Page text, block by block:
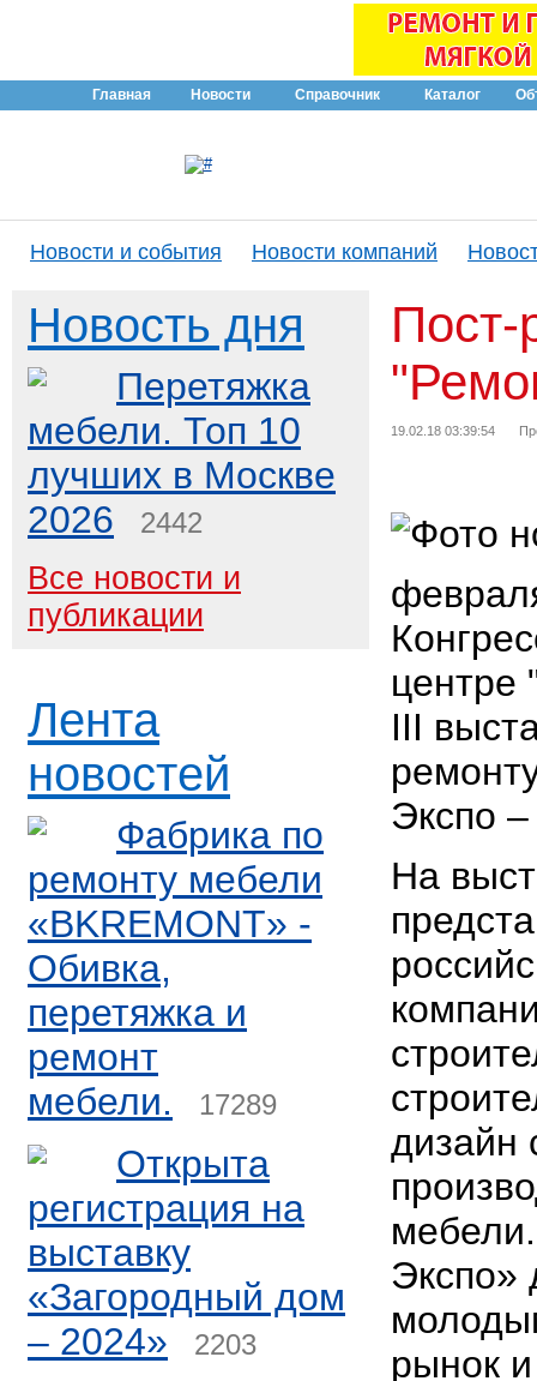
Главная Новости Справочник Каталог
Новости и события Новости компаний
Новость дня
Перетяжка
мебели. Топ 10
лучших в Москве
2026
2442
Все новости и
публикации
Лента
новостей
Фабрика по
ремонту мебели
«BKREMONT» -
Обивка,
перетяжка и
ремонт
мебели.
17289
Открыта
регистрация на
выставку
«Загородный дом
– 2024»
2203
Пост-
19.02.18 03:39:54
центре
III
Экспо
На
дизайн
Экспо»
рынок